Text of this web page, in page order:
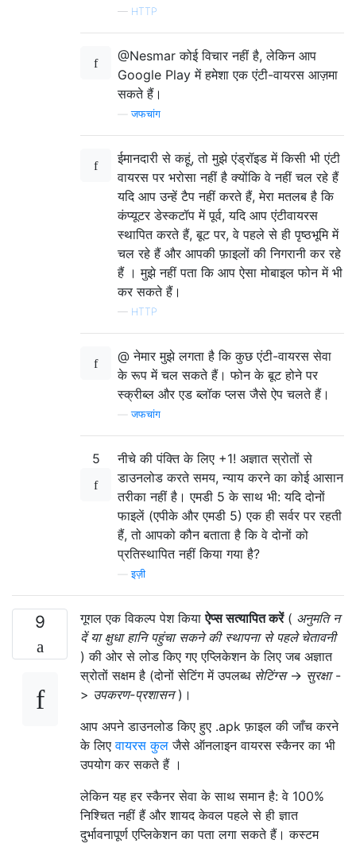
— HTTP
@Nesmar कोई विचार नहीं है, लेकिन आप
Google Play में हमेशा एक एंटी-वायरस आज़मा
सकते हैं।
—जफचांग
ईमानदारी से कहूं, तो मुझे एंड्रॉइड में किसी भी एंटी
वायरस पर भरोसा नहीं है क्योंकि वे नहीं चल रहे हैं
यदि आप उन्हें टैप नहीं करते हैं, मेरा मतलब है कि
कंप्यूटर डेस्कटॉप में पूर्व, यदि आप एंटीवायरस
स्थापित करते हैं, बूट पर, वे पहले से ही पृष्ठभूमि में
चल रहे हैं और आपकी फ़ाइलों की निगरानी कर रहे
हैं । मुझे नहीं पता कि आप ऐसा मोबाइल फोन में भी
कर सकते हैं।
— HTTP
@ नेमार मुझे लगता है कि कुछ एंटी-वायरस सेवा
के रूप में चल सकते हैं। फोन के बूट होने पर
स्क्रीब्ल और एड ब्लॉक प्लस जैसे ऐप चलते हैं।
—जफचांग
5
नीचे की पंक्ति के लिए +1! अज्ञात स्रोतों से
डाउनलोड करते समय, न्याय करने का कोई आसान
तरीका नहीं है। एमडी 5 के साथ भी: यदि दोनों
फाइलें (एपीके और एमडी 5) एक ही सर्वर पर रहती
हैं, तो आपको कौन बताता है कि वे दोनों को
प्रतिस्थापित नहीं किया गया है?
—इज़ी
9 गूगल एक विकल्प पेश कियाऐप्स सत्यापित करें( अनुमति न
दें या क्षुधा हानि पहुंचा सकने की स्थापना से पहले चेतावनी
) की ओर से लोड किए गए एप्लिकेशन के लिए जब अज्ञात
स्रोतों सक्षम है (दोनों सेटिंग में उपलब्ध सेटिंग्स-> सुरक्षा-
> उपकरण-प्रशासन)।
आप अपने डाउनलोड किए हुए .apk फ़ाइल की जाँच करने
के लिएवायरस कुल जैसे ऑनलाइन वायरस स्कैनर का भी
उपयोग कर सकते हैं ।
लेकिन यह हर स्कैनर सेवा के साथ समान है: वे 100%
निश्चित नहीं हैं और शायद केवल पहले से ही ज्ञात
दुर्भावनापूर्ण एप्लिकेशन का पता लगा सकते हैं। कस्टम